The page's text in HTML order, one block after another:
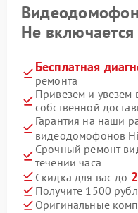
Видеодомофон
Не включается
Бесплатная
ремонта
Привезем и
собственной
Гарантия на наши
видеодомофонов
Срочный ремонт
течении часа
Скидка для вас до
Получите 1500
Оригинальные